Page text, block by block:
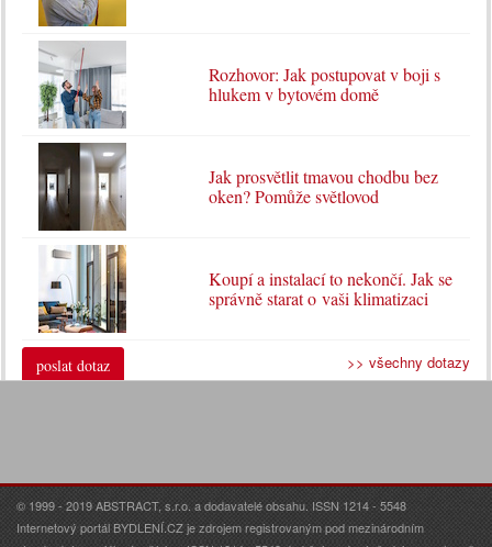
Rozhovor: Jak postupovat v boji s
hlukem v bytovém domě
Jak prosvětlit tmavou chodbu bez
oken? Pomůže světlovod
Koupí a instalací to nekončí. Jak se
správně starat o vaši klimatizaci
poslat dotaz >> všechny dotazy
© 1999 - 2019 ABSTRACT, s.r.o. a dodavatelé obsahu. ISSN 1214 - 5548
Internetový portál BYDLENÍ.CZ je zdrojem registrovaným pod mezinárodním